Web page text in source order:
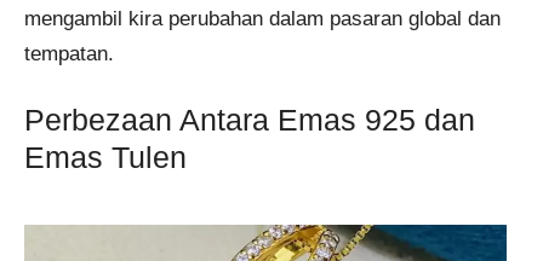
mengambil kira perubahan dalam pasaran global dan
tempatan.
Perbezaan Antara Emas 925 dan
Emas Tulen